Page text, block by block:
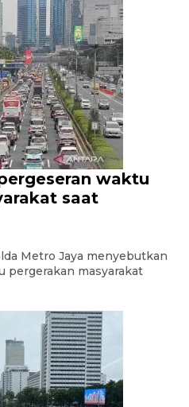
waktu
saat
Metro Jaya menyebutkan
pergerakan masyarakat